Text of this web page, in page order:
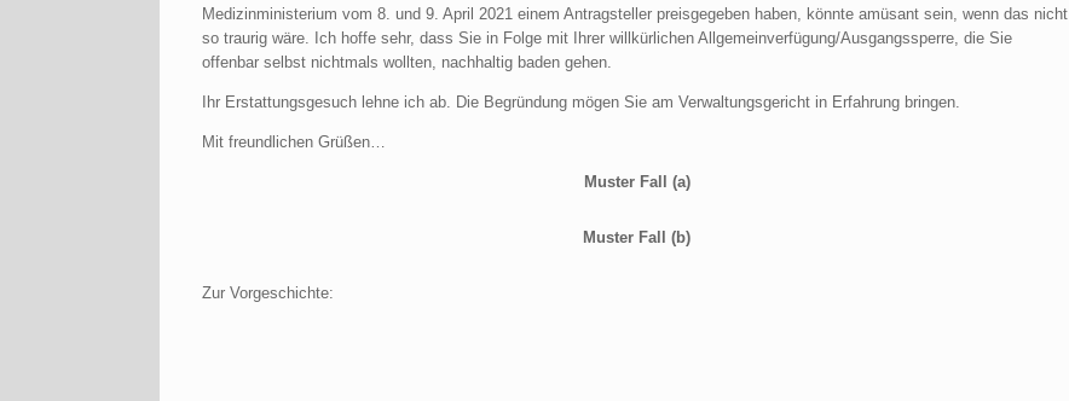
Medizinministerium vom 8. und 9. April 2021 einem Antragsteller preisgegeben haben, könnte amüsant sein, wenn das nicht
so traurig wäre. Ich hoffe sehr, dass Sie in Folge mit Ihrer willkürlichen Allgemeinverfügung/Ausgangssperre, die Sie
offenbar selbst nichtmals wollten, nachhaltig baden gehen.
Ihr Erstattungsgesuch lehne ich ab. Die Begründung mögen Sie am Verwaltungsgericht in Erfahrung bringen.
Mit freundlichen Grüßen…
Muster Fall (a)
Muster Fall (b)
Zur Vorgeschichte: